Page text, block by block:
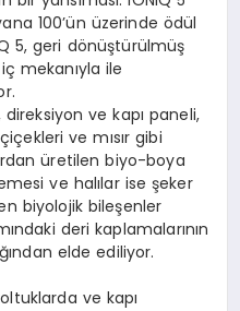
100’ün üzerinde ödül
5, geri dönüştürülmüş
mekanıyla ile
ve kapı paneli,
ve mısır gibi
üretilen biyo-boya
ve halılar ise şeker
biyolojik bileşenler
deri kaplamalarının
elde ediliyor.
ve kapı